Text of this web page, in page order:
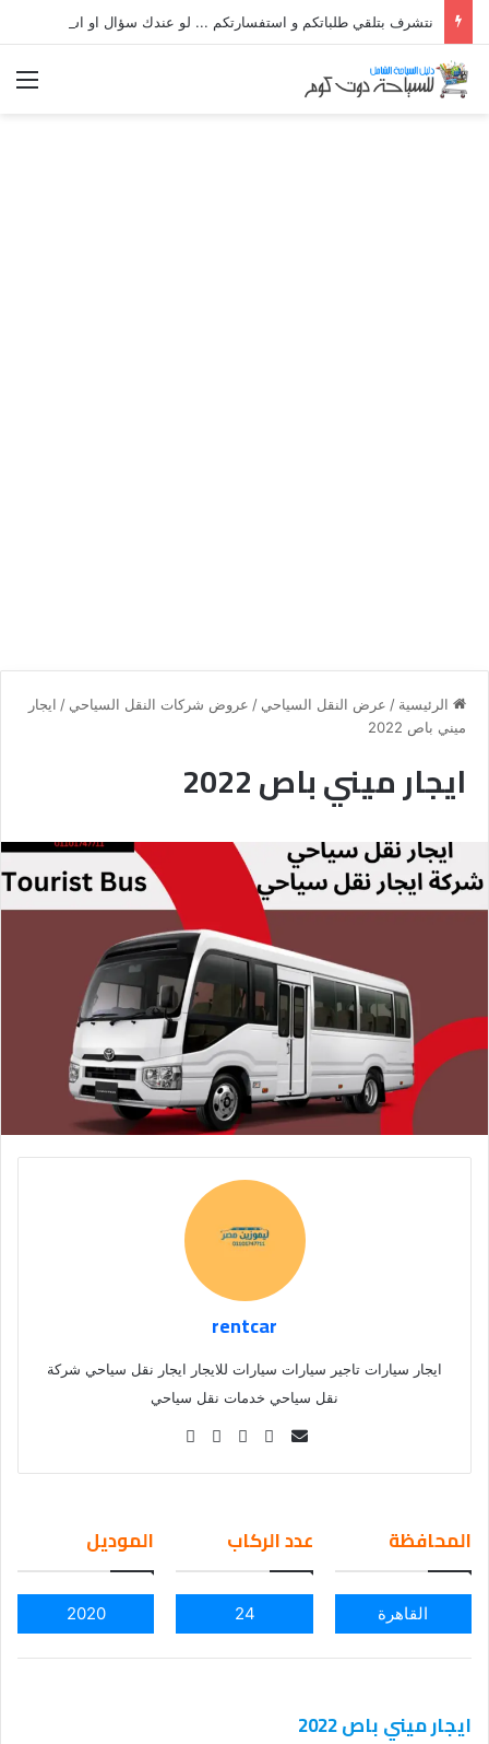
الرئيسية / عرض النقل السياحي / عروض شركات النقل السياحي / ايجار
ميني باص 2022
ايجار ميني باص 2022
rentcar
ايجار سيارات تاجير سيارات سيارات للايجار ايجار نقل سياحي شركة
نقل سياحي خدمات نقل سياحي
Se
ail
المحافظة
القاهرة
عدد الركاب
24
الموديل
2020
ايجار ميني باص 2022